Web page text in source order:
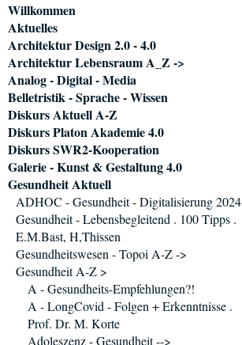
Navigation
überspringen
Willkommen
Aktuelles
Architektur Design 2.0 - 4.0
Architektur Lebensraum A_Z ->
Analog - Digital - Media
Belletristik - Sprache - Wissen
Diskurs Aktuell A-Z
Diskurs Platon Akademie 4.0
Diskurs SWR2-Kooperation
Galerie - Kunst & Gestaltung 4.0
Gesundheit Aktuell
ADHOC - Gesundheit - Digitalisierung 2024
Gesundheit - Lebensbegleitend . 100 Tipps .
E.M.Bast, H,Thissen
Gesundheitswesen - Topoi A-Z ->
Gesundheit A-Z >
A - Gesundheits-Empfehlungen?!
A - LongCovid - Folgen + Erkenntnisse .
Prof. Dr. M. Korte
Adoleszenz - Gesundheit -->